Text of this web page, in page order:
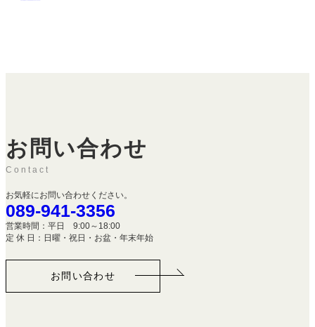
お問い合わせ
Contact
お気軽にお問い合わせください。
089-941-3356
営業時間：平日 9:00～18:00
定 休 日：日曜・祝日・お盆・年末年始
お問い合わせ